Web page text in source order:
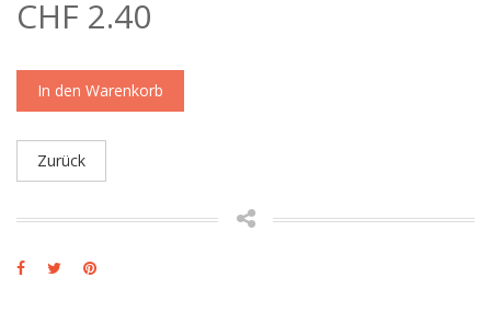
CHF 2.40
In den Warenkorb
Zurück